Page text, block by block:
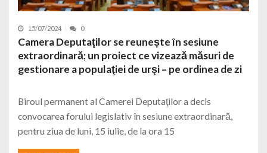
15/07/2024 0
Camera Deputaţilor se reunește în sesiune
extraordinară; un proiect ce vizează măsuri de
gestionare a populaţiei de urşi – pe ordinea de zi
Biroul permanent al Camerei Deputaţilor a decis
convocarea forului legislativ în sesiune extraordinară,
pentru ziua de luni, 15 iulie, de la ora 15